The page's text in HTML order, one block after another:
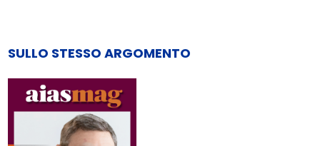
SULLO STESSO ARGOMENTO